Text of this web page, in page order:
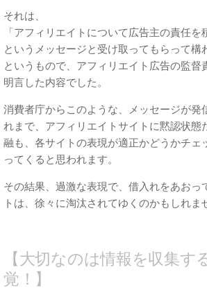
それは、
「アフィリエイトについて広告主の責任を
というメッセージと受け取ってもらって構
というもので、アフィリエイト広告の監督
明言した内容でした。
消費者庁からこのような、メッセージが発
れまで、アフィリエイトサイトに黙認状態
融も、各サイトの表現が適正かどうかチェ
ってくると思われます。
その結果、過激な表現で、借入れをあおっ
トは、徐々に淘汰されてゆくのかもしれま
【大切なのは情報を収集す
覚！】